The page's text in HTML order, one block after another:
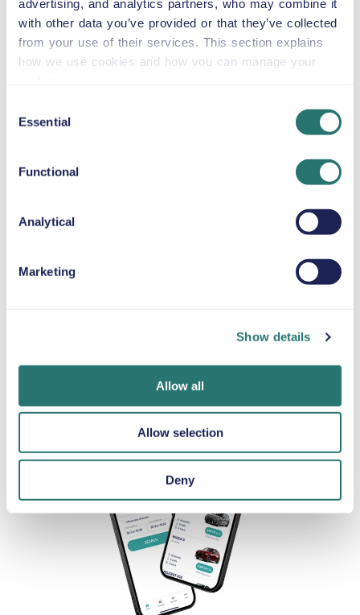
advertising, and analytics partners, who may combine it
with other data you’ve provided or that they’ve collected
from your use of their services. This section explains
how we use cookies and how you can manage your
Selection
Essential
Functional
Analytical
Marketing
Show details
Allow all
Allow selection
Deny
SEGGIOLINO ALZABIMBO
15–36 kg
CUSCINO RIALZATO
minuti sul sito web
dal tuo telefono
con la nostra app.
documenti
direttamente